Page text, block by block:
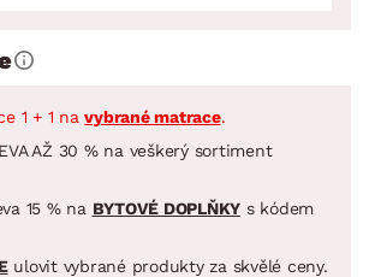
1 + 1 navybrané matrace.
AŽ 30 % na veškerý sortiment
15 % na BYTOVÉ DOPLŇKY s kódem
ulovit vybrané produkty za skvělé ceny.